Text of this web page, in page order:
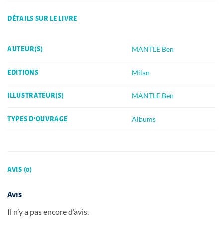
DÉTAILS SUR LE LIVRE
AUTEUR(S) MANTLE Ben
EDITIONS Milan
ILLUSTRATEUR(S) MANTLE Ben
TYPES D'OUVRAGE Albums
AVIS (0)
Avis
Il n’y a pas encore d’avis.